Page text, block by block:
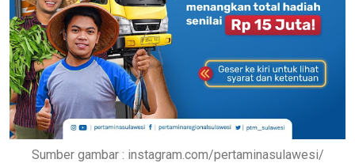
Sumber gambar : instagram.com/pertaminasulawesi/